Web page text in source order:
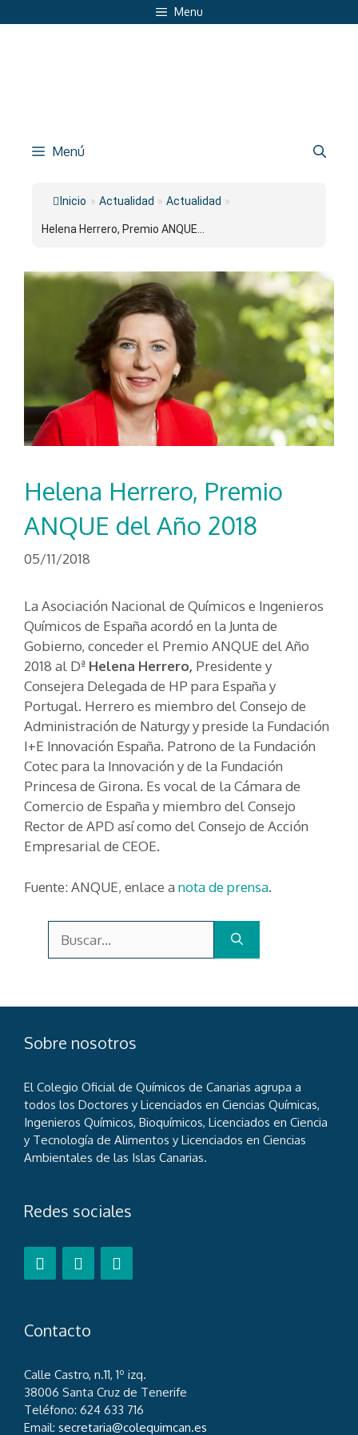
al
Menu
Menú
Inicio » Actualidad » Actualidad »
Helena Herrero, Premio ANQUE...
Helena Herrero, Premio
ANQUE del Año 2018
05/11/2018
La Asociación Nacional de Químicos e Ingenieros
Químicos de España acordó en la Junta de
Gobierno, conceder el Premio ANQUE del Año
2018 al Dª Helena Herrero, Presidente y
Consejera Delegada de HP para España y
Portugal. Herrero es miembro del Consejo de
Administración de Naturgy y preside la Fundación
I+E Innovación España. Patrono de la Fundación
Cotec para la Innovación y de la Fundación
Princesa de Girona. Es vocal de la Cámara de
Comercio de España y miembro del Consejo
Rector de APD así como del Consejo de Acción
Empresarial de CEOE.
Fuente: ANQUE, enlace a nota de prensa.
Sobre nosotros
El Colegio Oficial de Químicos de Canarias agrupa a
todos los Doctores y Licenciados en Ciencias Químicas,
Ingenieros Químicos, Bioquímicos, Licenciados en Ciencia
y Tecnología de Alimentos y Licenciados en Ciencias
Ambientales de las Islas Canarias.
Redes sociales
Contacto
Calle Castro, n.11, 1º izq.
38006 Santa Cruz de Tenerife
Teléfono: 624 633 716
Email: secretaria@colequimcan.es